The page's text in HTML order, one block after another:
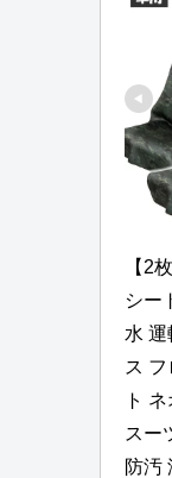
【2
シー
水
ス
ト
スー
防汚